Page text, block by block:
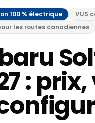
100 % électrique
VUS
les routes canadiennes
: